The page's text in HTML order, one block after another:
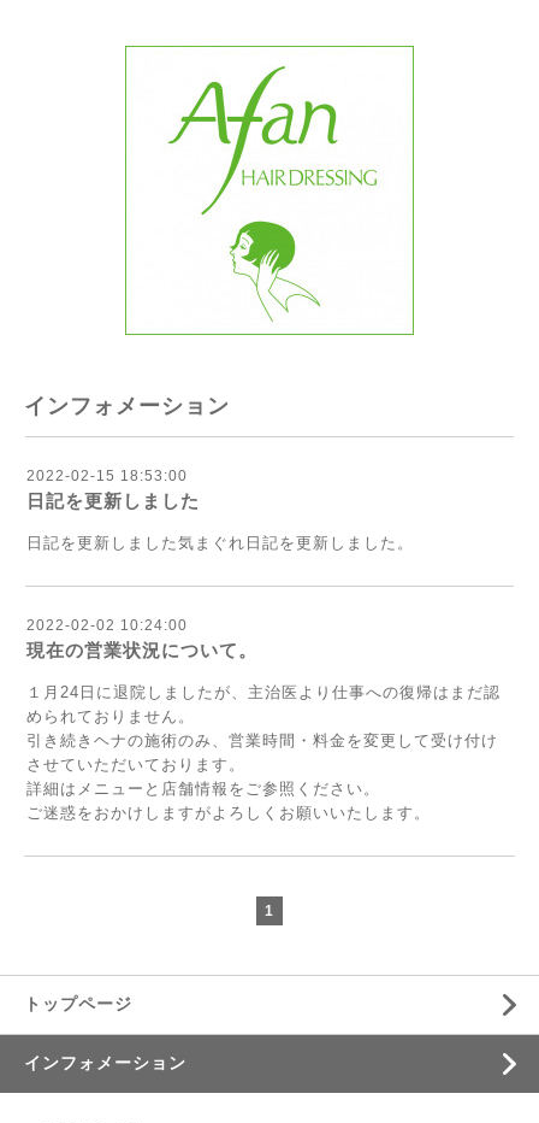
インフォメーション
2022-02-15 18:53:00
日記を更新しました
日記を更新しました気まぐれ日記を更新しました。
2022-02-02 10:24:00
現在の営業状況について。
１月24日に退院しましたが、主治医より仕事への復帰はまだ認
められておりません。
引き続きヘナの施術のみ、営業時間・料金を変更して受け付け
させていただいております。
詳細はメニューと店舗情報をご参照ください。
ご迷惑をおかけしますがよろしくお願いいたします。
1
トップページ
インフォメーション